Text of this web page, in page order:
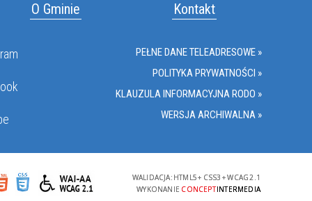
O Gminie Kontakt
PEŁNE DANE TELEADRESOWE »
POLITYKA PRYWATNOŚCI »
KLAUZULA INFORMACYJNA RODO »
WERSJA ARCHIWALNA »
WALIDACJA: HTML5+ CSS3 +WCAG 2.1
WYKONANIE CONCEPTINTERMEDIA